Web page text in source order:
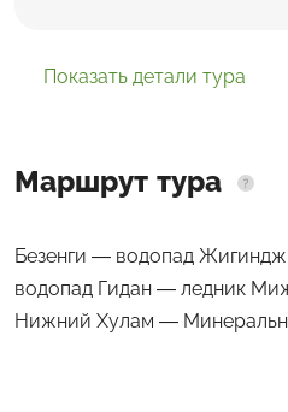
Показать детали тура
Маршрут тура
Безенги — водопад
водопад Гидан — ледник
Нижний Хулам —